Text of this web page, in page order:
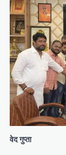
वेद गुप्ता